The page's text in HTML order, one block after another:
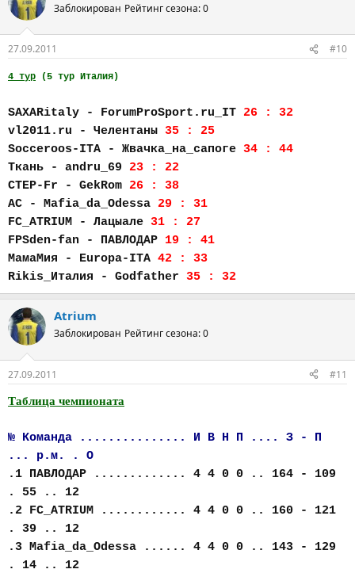
Заблокирован Рейтинг сезона: 0
27.09.2011 #10
4 тур (5 тур Италия)
SAXARitaly - ForumProSport.ru_IT 26 : 32
vl2011.ru - Челентаны 35 : 25
Socceroos-ITA - Жвачка_на_сапоге 34 : 44
Ткань - andru_69 23 : 22
CTEP-Fr - GekRom 26 : 38
AC - Mafia_da_Odessa 29 : 31
FC_АTRIUM - Лацыале 31 : 27
FPSden-fan - ПАВЛОДАР 19 : 41
МамаМия - Europa-ITA 42 : 33
Rikis_Италия - Godfather 35 : 32
Atrium
Заблокирован Рейтинг сезона: 0
27.09.2011 #11
Таблица чемпионата
№ Команда ............... И В Н П .... З - П
... р.м. . О
.1 ПАВЛОДАР ............. 4 4 0 0 .. 164 - 109
. 55 .. 12
.2 FC_АTRIUM ............ 4 4 0 0 .. 160 - 121
. 39 .. 12
.3 Mafia_da_Odessa ...... 4 4 0 0 .. 143 - 129
. 14 .. 12